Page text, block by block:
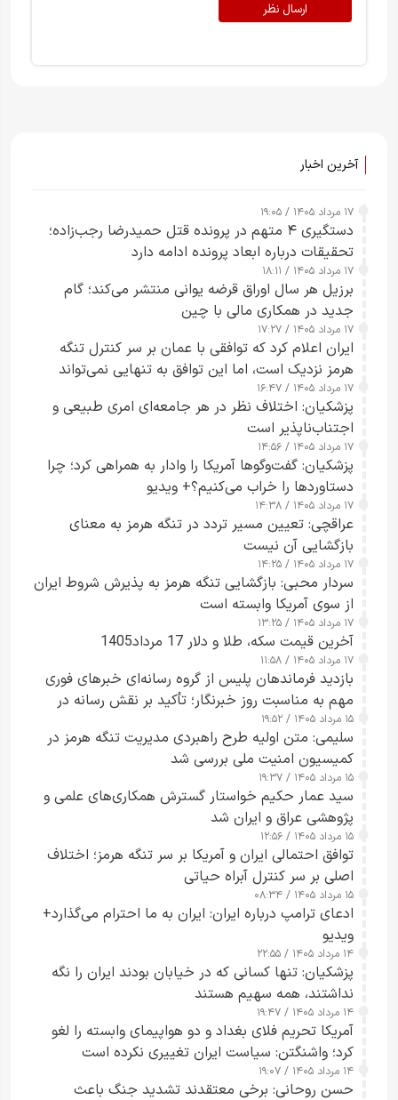
ارسال نظر
آخرین اخبار
۱۷ مرداد ۱۴۰۵ / ۱۹:۰۵
دستگیری ۴ متهم در پرونده قتل حمیدرضا رجب‌زاده؛
تحقیقات درباره ابعاد پرونده ادامه دارد
۱۷ مرداد ۱۴۰۵ / ۱۸:۱۱
برزیل هر سال اوراق قرضه یوانی منتشر می‌کند؛ گام
جدید در همکاری مالی با چین
۱۷ مرداد ۱۴۰۵ / ۱۷:۲۷
ایران اعلام کرد که توافقی با عمان بر سر کنترل تنگه
هرمز نزدیک است، اما این توافق به تنهایی نمی‌تواند
آبراه را آزاد کند
۱۷ مرداد ۱۴۰۵ / ۱۶:۴۷
پزشکیان: اختلاف نظر در هر جامعه‌ای امری طبیعی و
اجتناب‌ناپذیر است
۱۷ مرداد ۱۴۰۵ / ۱۴:۵۶
پزشکیان: گفت‌وگوها آمریکا را وادار به همراهی کرد؛ چرا
دستاوردها را خراب می‌کنیم؟+ ویدیو
۱۷ مرداد ۱۴۰۵ / ۱۴:۳۸
عراقچی: تعیین مسیر تردد در تنگه هرمز به معنای
بازگشایی آن نیست
۱۷ مرداد ۱۴۰۵ / ۱۴:۲۵
سردار محبی: بازگشایی تنگه هرمز به پذیرش شروط ایران
از سوی آمریکا وابسته است
۱۷ مرداد ۱۴۰۵ / ۱۳:۲۵
آخرین قیمت سکه، طلا و دلار 17 مرداد1405
۱۷ مرداد ۱۴۰۵ / ۱۱:۵۸
بازدید فرماندهان پلیس از گروه رسانه‌ای خبرهای فوری
مهم به مناسبت روز خبرنگار؛ تأکید بر نقش رسانه در
تقویت امنیت و اعتماد عمومی
۱۵ مرداد ۱۴۰۵ / ۱۹:۵۲
سلیمی: متن اولیه طرح راهبردی مدیریت تنگه هرمز در
کمیسیون امنیت ملی بررسی شد
۱۵ مرداد ۱۴۰۵ / ۱۹:۳۷
سید عمار حکیم خواستار گسترش همکاری‌های علمی و
پژوهشی عراق و ایران شد
۱۵ مرداد ۱۴۰۵ / ۱۲:۵۶
توافق احتمالی ایران و آمریکا بر سر تنگه هرمز؛ اختلاف
اصلی بر سر کنترل آبراه حیاتی
۱۵ مرداد ۱۴۰۵ / ۰۸:۳۴
ادعای ترامپ درباره ایران: ایران به ما احترام می‌گذارد+
ویدیو
۱۴ مرداد ۱۴۰۵ / ۲۲:۵۵
پزشکیان: تنها کسانی که در خیابان بودند ایران را نگه
نداشتند، همه سهیم هستند
۱۴ مرداد ۱۴۰۵ / ۱۹:۴۷
آمریکا تحریم فلای بغداد و دو هواپیمای وابسته را لغو
کرد؛ واشنگتن: سیاست ایران تغییری نکرده است
۱۴ مرداد ۱۴۰۵ / ۱۹:۰۷
حسن روحانی: برخی معتقدند تشدید جنگ باعث